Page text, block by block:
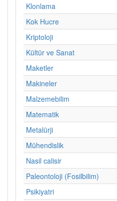
Klonlama
Kok Hucre
Kriptoloji
Kültür ve Sanat
Maketler
Makineler
Malzemebilim
Matematik
Metalürji
Mühendislik
Nasil calisir
Paleontoloji (Fosilbilim)
Psikiyatri